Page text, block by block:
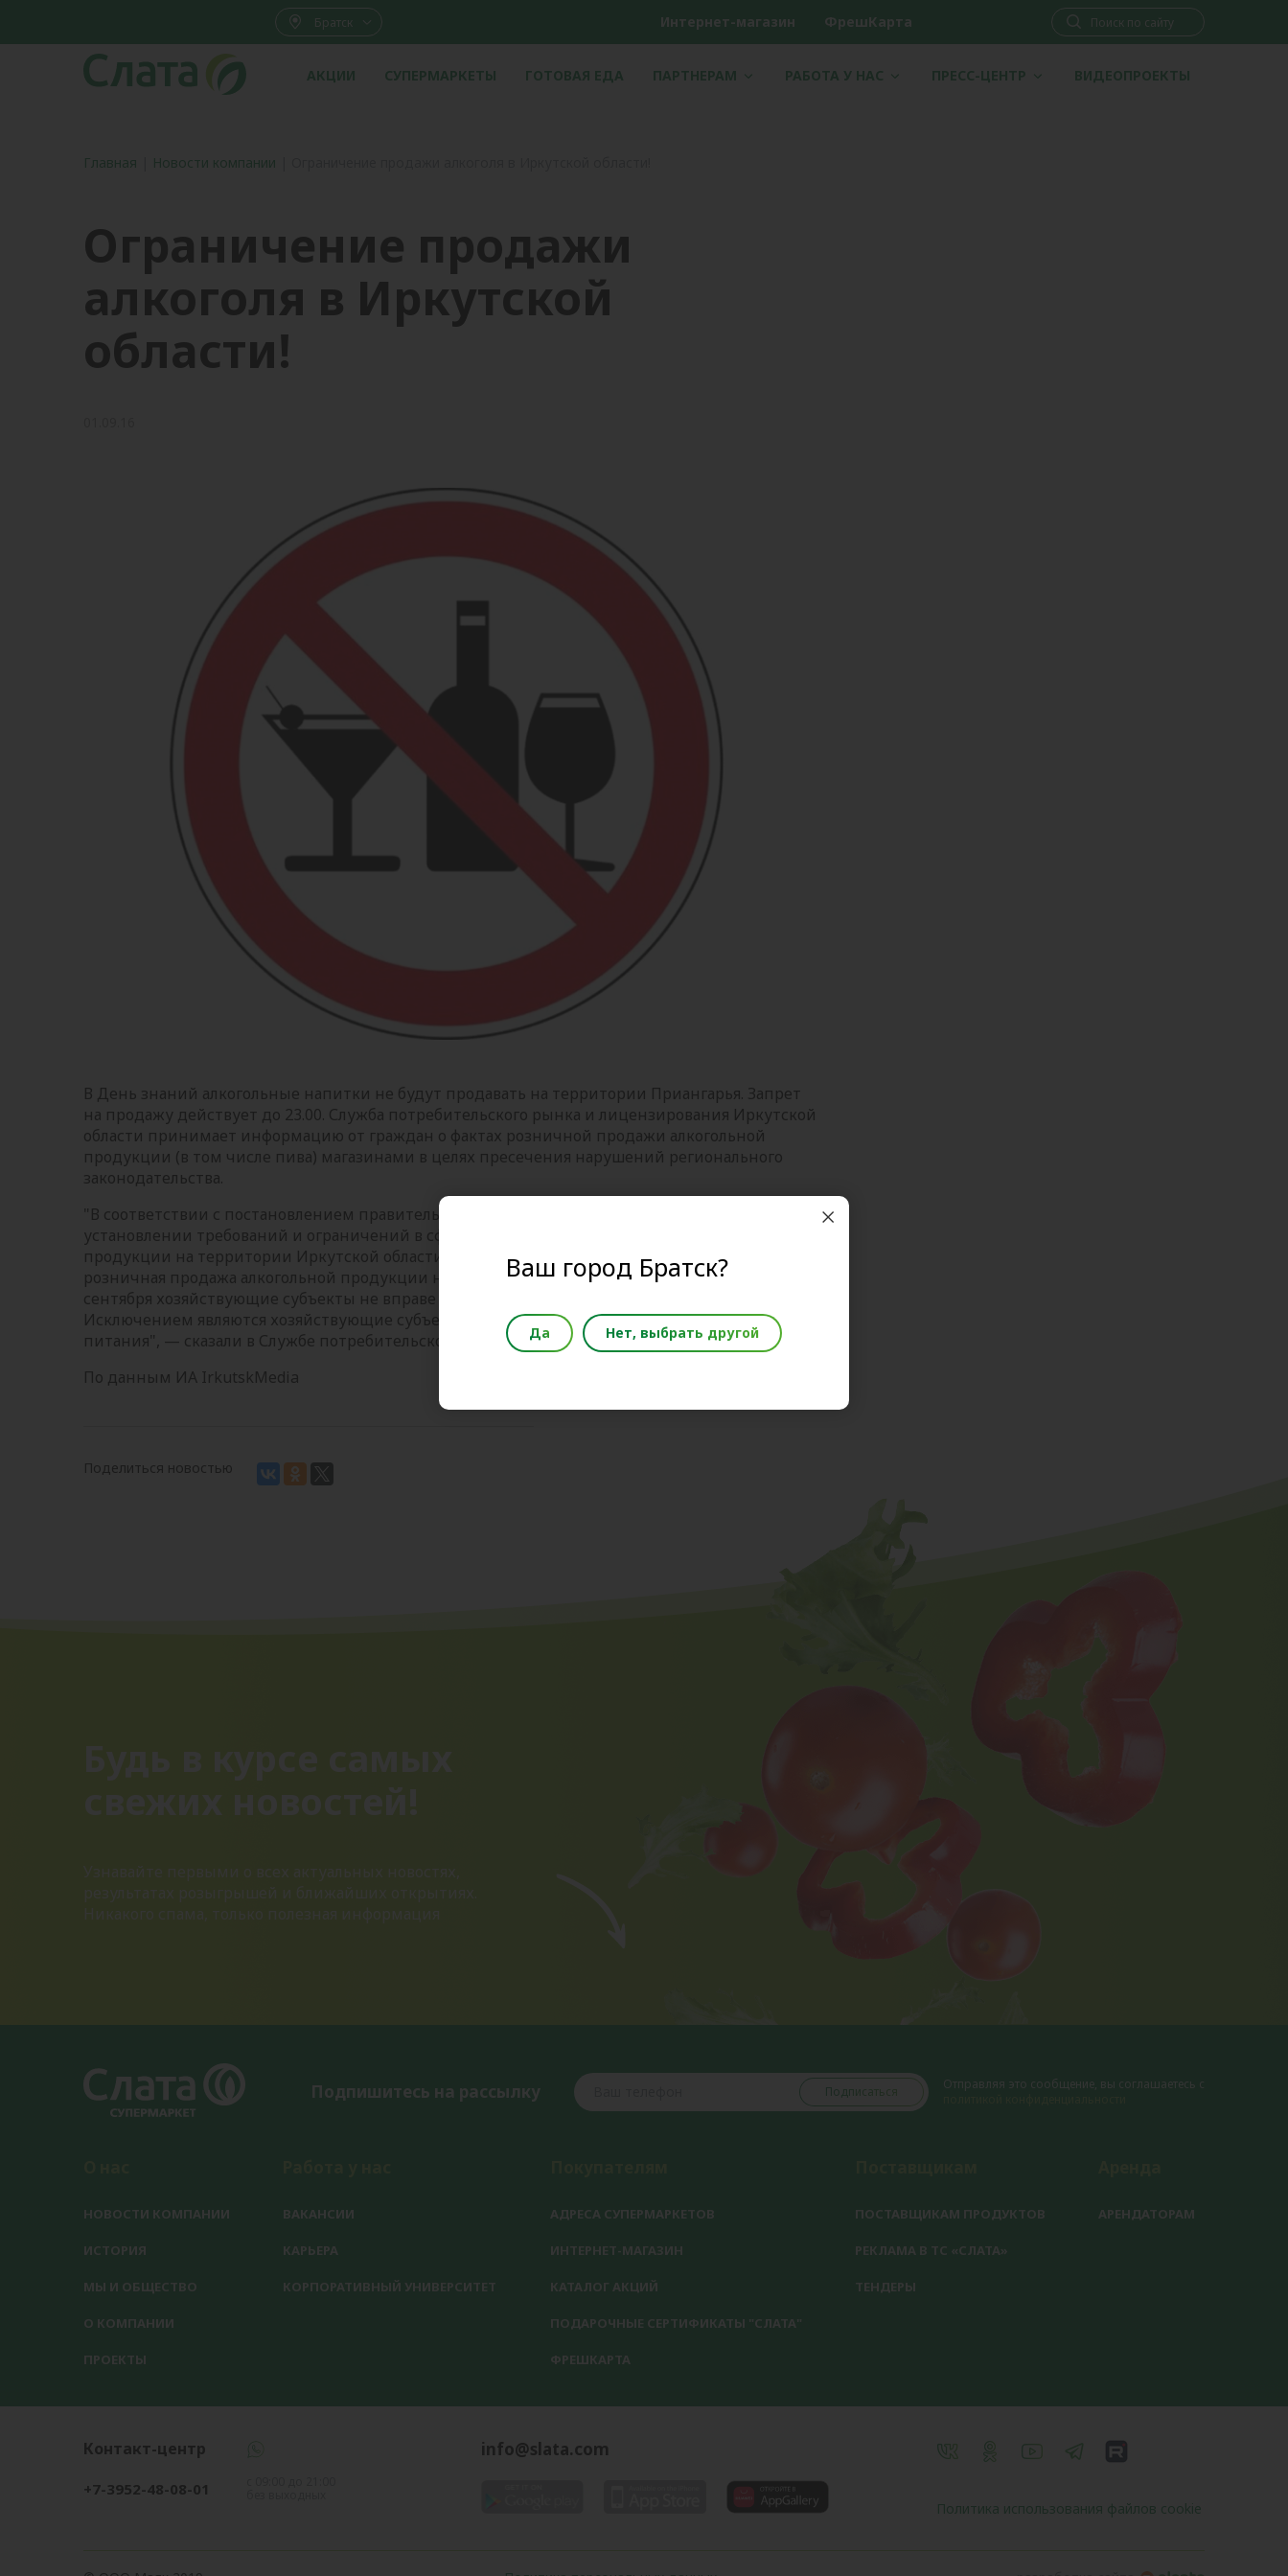
Братск Интернет-магазин ФрешКарта
АКЦИИ СУПЕРМАРКЕТЫ ГОТОВАЯ ЕДА ПАРТНЕРАМ РАБОТА У НАС ПРЕСС-ЦЕНТР ВИДЕОПРОЕКТЫ
Главная Новости компании
Ограничение продажи
алкоголя в Иркутской
области!
В День знаний алкогольные напитки не будут продавать на территории Приангарья. Запрет
на продажу действует до 23.00. Служба потребительского рынка и лицензирования Иркутской
области принимает информацию от граждан о фактах розничной продажи алкогольной
продукции (в том числе пива) магазинами в целях пресечения нарушений регионального
законодательства.
"В соответствии с постановлением правительства Приангарья от 14.10.2011 №313-пп "Об
установлении требований и ограничений в сфере розничной продажи алкогольной
продукции на территории Иркутской области" в День знаний с 08.00 до 23.00 часов запрещена
розничная продажа алкогольной продукции на территории региона. Таким образом, 1
сентября хозяйствующие субъекты не вправе продавать алкогольную продукцию.
Исключением являются хозяйствующие субъекты, оказывающие услуги общественного
питания", — сказали в Службе потребительского рынка и лицензирования региона.
По данным ИА IrkutskMedia
Поделиться новостью
Подпишитесь на рассылку Подписаться
Отправляя это сообщение, вы соглашаетесь с
НОВОСТИ КОМПАНИИ
ИСТОРИЯ
МЫ И ОБЩЕСТВО
О КОМПАНИИ
ПРОЕКТЫ
ВАКАНСИИ
КАРЬЕРА
КОРПОРАТИВНЫЙ УНИВЕРСИТЕТ
АДРЕСА СУПЕРМАРКЕТОВ
ИНТЕРНЕТ-МАГАЗИН
КАТАЛОГ АКЦИЙ
ПОДАРОЧНЫЕ СЕРТИФИКАТЫ "СЛАТА"
ФРЕШКАРТА
ПОСТАВЩИКАМ ПРОДУКТОВ
РЕКЛАМА В ТС «СЛАТА»
ТЕНДЕРЫ
АРЕНДАТОРАМ
Контакт-центр
+7-3952-48-08-01
info@slata.com
Политика использования файлов cookie
Ваш город Братск?
Да Нет, выбрать другой